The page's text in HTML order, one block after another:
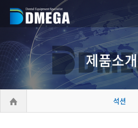
제품소개
석션